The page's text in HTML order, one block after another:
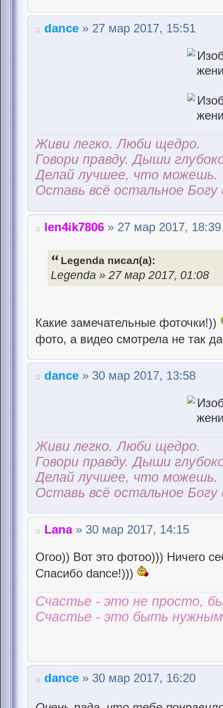
dance » 27 мар 2017, 15:51
Живи легко. Люби щедро.
Говори правду. Дыши
Делай лучшее, что можешь.
Оставь всё остальное Богу
len4ik7806 » 27 мар 2017, 18:39
Legenda писал(а):
Legenda » 27 мар 2017, 01:08
Какие замечательные фоточки!))
фото, а видео смотрела не так
dance » 30 мар 2017, 13:58
Живи легко. Люби щедро.
Говори правду. Дыши
Делай лучшее, что можешь.
Оставь всё остальное Богу
Lana» 30 мар 2017, 14:15
Огоо)) Вот это фотоо))) Ничего
Спасибо dance!)))
Счастье - это не просто,
Счастье - это быть
dance » 30 мар 2017, 16:20